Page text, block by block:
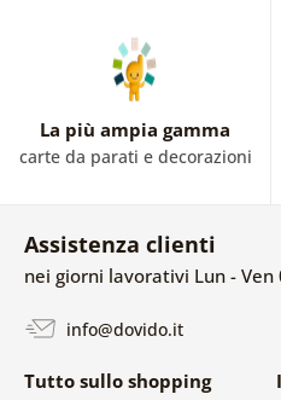
La più ampia gamma
carte da parati e decorazioni
Assistenza clienti
nei giorni lavorativi Lun - Ven
info@dovido.it
Tutto sullo shopping